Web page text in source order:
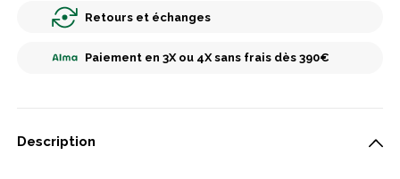
Retours et échanges
Paiement en 3X ou 4X sans frais dès 390€
Description